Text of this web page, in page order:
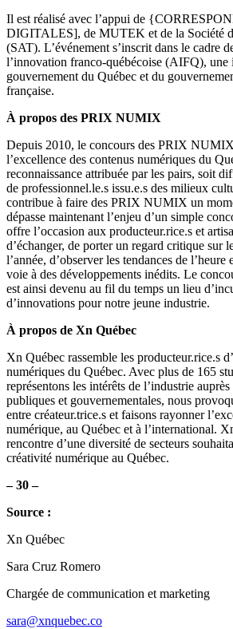
Il est réalisé avec l’appui de
DIGITALES], de MUTEK et de la Société
(SAT). L’événement s’inscrit dans le cadre
l’innovation franco-québécoise (AIFQ), une
gouvernement du Québec et du
française.
À propos des PRIX NUMIX
Depuis 2010, le concours des PRIX
l’excellence des contenus numériques du
reconnaissance attribuée par les pairs, soit
de professionnel.le.s issu.e.s des milieux
contribue à faire des PRIX NUMIX un
dépasse maintenant l’enjeu d’un simple
offre l’occasion aux producteur.rice.s et
d’échanger, de porter un regard critique sur
l’année, d’observer les tendances de
voie à des développements inédits. Le
est ainsi devenu au fil du temps un lieu
d’innovations pour notre jeune industrie.
À propos de Xn Québec
Xn Québec rassemble les producteur.rice.s
numériques du Québec. Avec plus de 165
représentons les intérêts de l’industrie
publiques et gouvernementales, nous
entre créateur.trice.s et faisons rayonner
numérique, au Québec et à l’international.
rencontre d’une diversité de secteurs
créativité numérique au Québec.
– 30 –
Source :
Xn Québec
Sara Cruz Romero
Chargée de communication et marketing
sara@xnquebec.co